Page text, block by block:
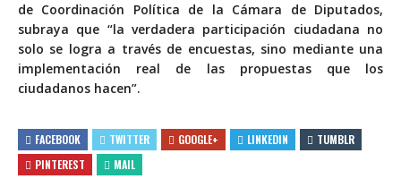
de Coordinación Política de la Cámara de Diputados,
subraya que “la verdadera participación ciudadana no
solo se logra a través de encuestas, sino mediante una
implementación real de las propuestas que los
ciudadanos hacen”.
FACEBOOK TWITTER GOOGLE+ LINKEDIN
TUMBLR
PINTEREST
MAIL